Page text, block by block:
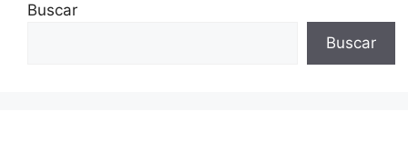
Buscar
Buscar